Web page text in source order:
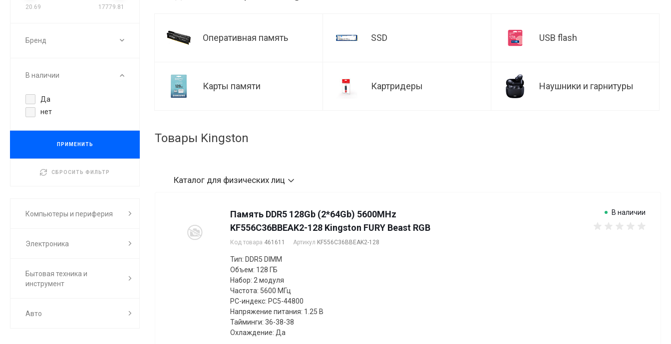
20.69 17779.81
Бренд
В наличии
Да
нет
ПРИМЕНИТЬ
СБРОСИТЬ ФИЛЬТР
Компьютеры и периферия
Электроника
Бытовая техника и
инструмент
Авто
Оперативная память SSD USB flash
Карты памяти Картридеры Наушники и гарнитуры
Товары Kingston
Каталог для физических лиц
Память DDR5 128Gb (2*64Gb) 5600MHz
KF556C36BBEAK2-128 Kingston FURY Beast RGB
Код товара 461611 Артикул KF556C36BBEAK2-128
В наличии
Тип: DDR5 DIMM
Объем: 128 ГБ
Набор: 2 модуля
Частота: 5600 МГц
PC-индекс: PC5-44800
Напряжение питания: 1.25 В
Тайминги: 36-38-38
Охлаждение: Да